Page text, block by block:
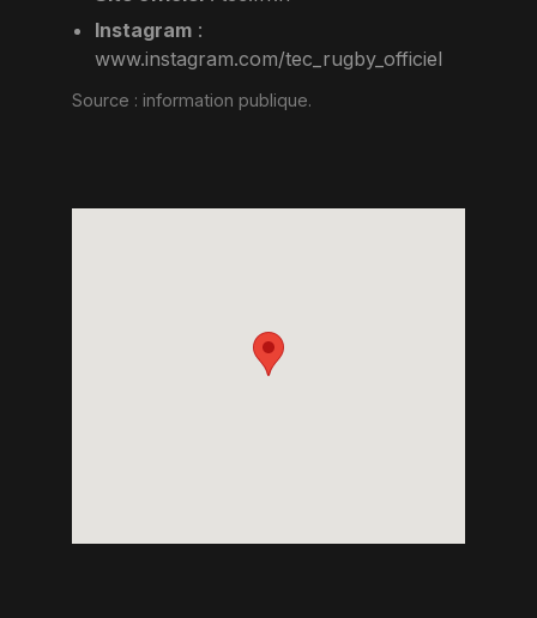
Instagram :
www.instagram.com/tec_rugby_officiel
Source : information publique.